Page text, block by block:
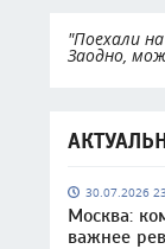
"Поехали
Заодно,
30.07.2026
Москва:
важнее